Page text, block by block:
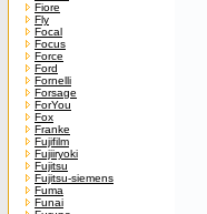
Fiore
Fly
Focal
Focus
Force
Ford
Fornelli
Forsage
ForYou
Fox
Franke
Fujifilm
Fujiiryoki
Fujitsu
Fujitsu-siemens
Fuma
Funai